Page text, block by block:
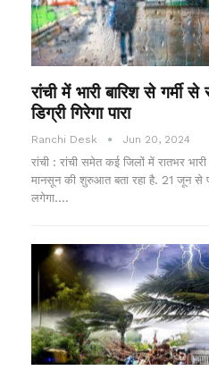
रांची में भारी बारिश से गर्मी
डिग्री गिरेगा पारा
Ranchi Desk Jun 20, 2024
रांची : रांची समेत कई जिलों में रातभर
मानसून की शुरुआत बता रहा है. 21 जून
लगेगा.…